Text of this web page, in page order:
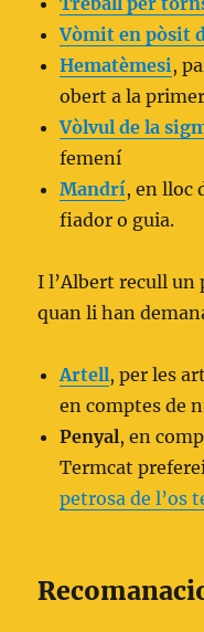
Vòmit en pòsit
Hematèmesi ,
obert a la
Vòlvul de la
femení
Mandrí, en lloc
fiador o guia.
I l’Albert recull un
quan li han
Artell, per les
en comptes de
Penyal, en
Termcat
petrosa de l’os